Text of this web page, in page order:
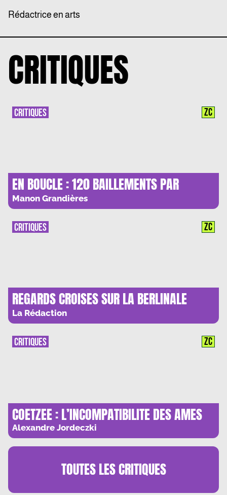
Rédactrice en arts
CRITIQUES
EN BOUCLE : 120 BAILLEMENTS PAR
MINUTE
Manon Grandières
CRITIQUES ZC
REGARDS CROISES SUR LA BERLINALE
2025
La Rédaction
CRITIQUES ZC
COETZEE : L’INCOMPATIBILITE DES AMES
Alexandre Jordeczki
CRITIQUES ZC
TOUTES LESCRITIQUES